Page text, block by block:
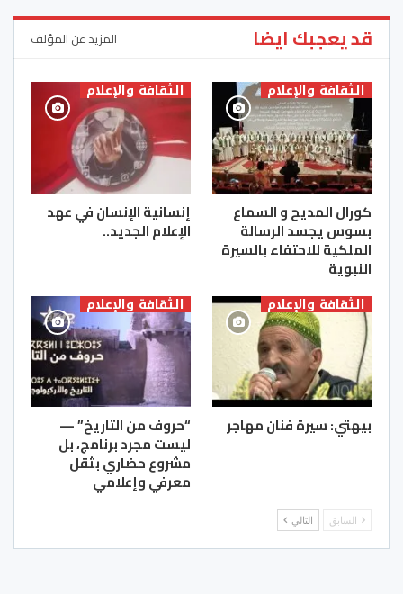
قد يعجبك ايضا المزيد عن المؤلف
الثقافة والإعلام
كورال المديح و السماع
بسوس يجسد الرسالة
الملكية للاحتفاء بالسيرة
النبوية
الثقافة والإعلام
إنسانية الإنسان في عهد
الإعلام الجديد..
الثقافة والإعلام
بيهتي: سيرة فنان مهاجر
الثقافة والإعلام
“حروف من التاريخ” —
ليست مجرد برنامج، بل
مشروع حضاري بثقل
معرفي وإعلامي
السابق التالي